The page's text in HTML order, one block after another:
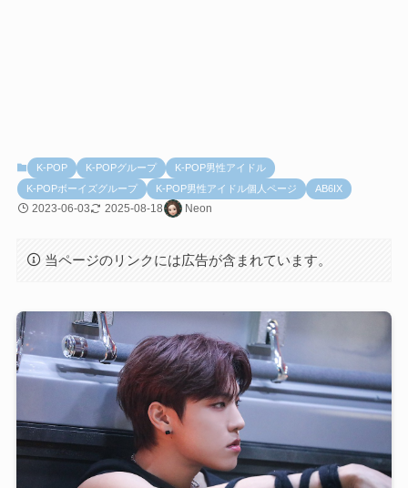
K-POP K-POPグループ
K-POP男性アイドル
K-POPボーイズグループ
K-POP男性アイドル個人ページ AB6IX
2023-06-03 2025-08-18 Neon
当ページのリンクには広告が含まれています。